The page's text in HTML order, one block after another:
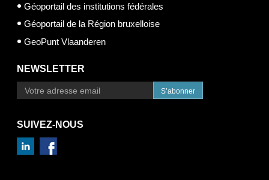
Géoportail des institutions fédérales
Géoportail de la Région bruxelloise
GeoPunt Vlaanderen
NEWSLETTER
S’abonner
SUIVEZ-NOUS